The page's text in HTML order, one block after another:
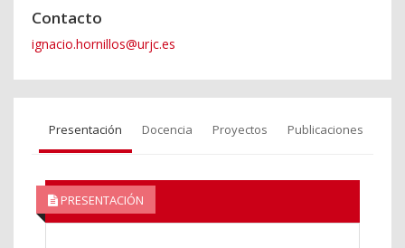
Contacto
ignacio.hornillos@urjc.es
Presentación Docencia Proyectos Publicaciones
PRESENTACIÓN